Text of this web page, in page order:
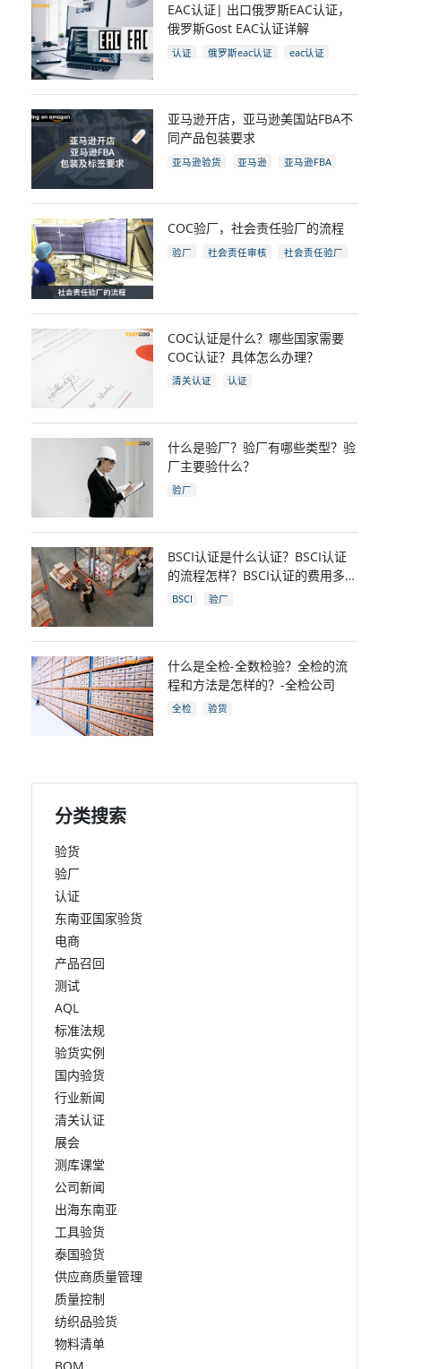
EAC认证| 出口俄罗斯EAC认证，
俄罗斯Gost EAC认证详解
认证 俄罗斯eac认证
eac认证
亚马逊开店，亚马逊美国站FBA不
同产品包装要求
亚马逊验货 亚马逊
亚马逊FBA
电商
跨境电商
COC验厂，社会责任验厂的流程
验厂 社会责任审核
社会责任验厂
COC认证是什么？哪些国家需要
COC认证？具体怎么办理？
清关认证 认证
什么是验厂？验厂有哪些类型？验
厂主要验什么？
验厂
BSCI认证是什么认证？BSCI认证
的流程怎样？BSCI认证的费用多
少？
BSCI 验厂
什么是全检-全数检验？全检的流
程和方法是怎样的？-全检公司
全检 验货
分类搜索
验货
验厂
认证
东南亚国家验货
电商
产品召回
测试
AQL
标准法规
验货实例
国内验货
行业新闻
清关认证
展会
测库课堂
公司新闻
出海东南亚
工具验货
泰国验货
供应商质量管理
质量控制
纺织品验货
物料清单